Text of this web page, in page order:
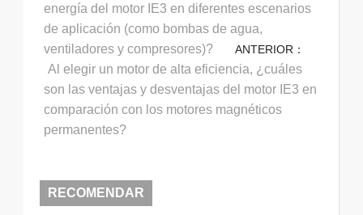
energía del motor IE3 en diferentes escenarios
de aplicación (como bombas de agua,
ventiladores y compresores)? ANTERIOR：
Al elegir un motor de alta eficiencia, ¿cuáles
son las ventajas y desventajas del motor IE3 en
comparación con los motores magnéticos
permanentes?
RECOMENDAR